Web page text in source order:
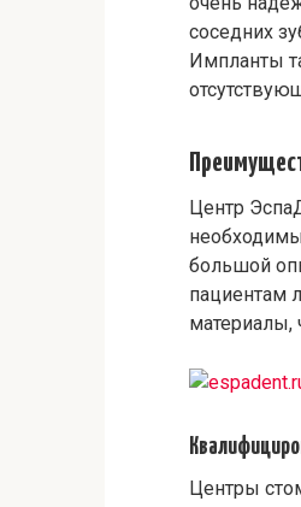
соседних
Импланты
Центр
большой
пациентам
материалы,
Центры